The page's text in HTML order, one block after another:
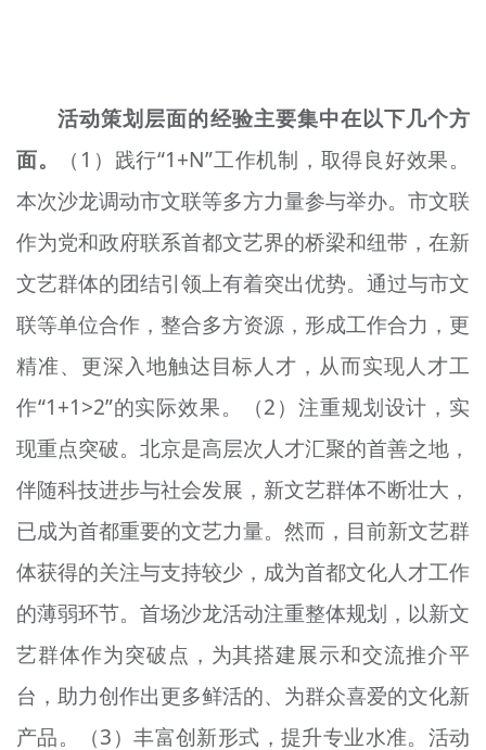
活动策划层面的经验主要集中在以下几个方
面。
（1）践行“1+N”工作机制，取得良好效果。
本次沙龙调动市文联等多方力量参与举办。市文联
作为党和政府联系首都文艺界的桥梁和纽带，在新
文艺群体的团结引领上有着突出优势。通过与市文
联等单位合作，整合多方资源，形成工作合力，更
精准、更深入地触达目标人才，从而实现人才工
作“1+1>2”的实际效果。（2）注重规划设计，实
现重点突破。北京是高层次人才汇聚的首善之地，
伴随科技进步与社会发展，新文艺群体不断壮大，
已成为首都重要的文艺力量。然而，目前新文艺群
体获得的关注与支持较少，成为首都文化人才工作
的薄弱环节。首场沙龙活动注重整体规划，以新文
艺群体作为突破点，为其搭建展示和交流推介平
台，助力创作出更多鲜活的、为群众喜爱的文化新
产品。（3）丰富创新形式，提升专业水准。活动